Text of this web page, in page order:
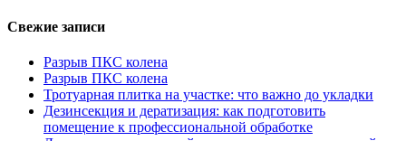
Свежие записи
Разрыв ПКС колена
Разрыв ПКС колена
Тротуарная плитка на участке: что важно до укладки
Дезинсекция и дератизация: как подготовить
помещение к профессиональной обработке